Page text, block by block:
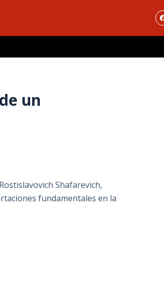
un
Shafarevich,
fundamentales en la